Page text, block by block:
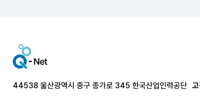
44538 울산광역시 중구 종가로 345 한국산업인력공단